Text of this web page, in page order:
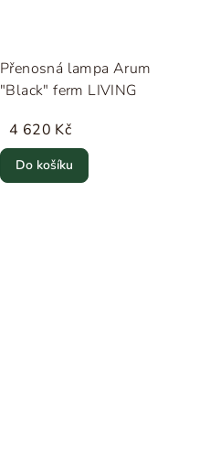
Přenosná lampa Arum
"Black" ferm LIVING
4 620 Kč
Do košíku